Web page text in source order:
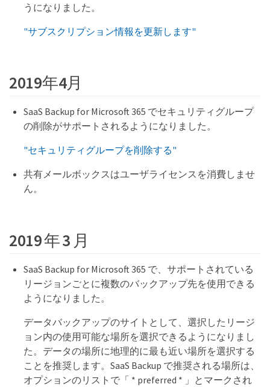
うになりました。
"サブスクリプション情報を更新します"
2019年4月
SaaS Backup for Microsoft 365 でセキュリティグループ
の削除がサポートされるようになりました。
"セキュリティグループを削除する"
共有メールボックスはユーザライセンスを消費しませ
ん。
2019 年 3 月
SaaS Backup for Microsoft 365 で、サポートされている
リージョンごとに複数のバックアップ先を使用できる
ようになりました。
データバックアップのサイトとして、選択したリージ
ョン内の使用可能な場所を選択できるようになりまし
た。データの場所に地理的に最も近い場所を選択する
ことを推奨します。SaaS Backup で推奨される場所は、
オプションのリストで「 * preferred * 」とマークされ